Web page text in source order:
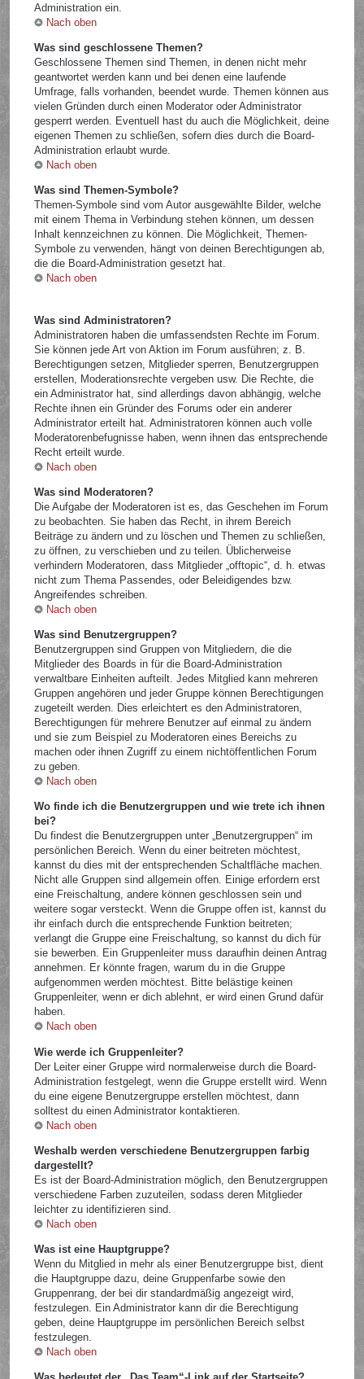
Administration ein.
Nach oben
Was sind geschlossene Themen?
Geschlossene Themen sind Themen, in denen nicht mehr
geantwortet werden kann und bei denen eine laufende
Umfrage, falls vorhanden, beendet wurde. Themen können aus
vielen Gründen durch einen Moderator oder Administrator
gesperrt werden. Eventuell hast du auch die Möglichkeit, deine
eigenen Themen zu schließen, sofern dies durch die Board-
Administration erlaubt wurde.
Nach oben
Was sind Themen-Symbole?
Themen-Symbole sind vom Autor ausgewählte Bilder, welche
mit einem Thema in Verbindung stehen können, um dessen
Inhalt kennzeichnen zu können. Die Möglichkeit, Themen-
Symbole zu verwenden, hängt von deinen Berechtigungen ab,
die die Board-Administration gesetzt hat.
Nach oben
Was sind Administratoren?
Administratoren haben die umfassendsten Rechte im Forum.
Sie können jede Art von Aktion im Forum ausführen; z. B.
Berechtigungen setzen, Mitglieder sperren, Benutzergruppen
erstellen, Moderationsrechte vergeben usw. Die Rechte, die
ein Administrator hat, sind allerdings davon abhängig, welche
Rechte ihnen ein Gründer des Forums oder ein anderer
Administrator erteilt hat. Administratoren können auch volle
Moderatorenbefugnisse haben, wenn ihnen das entsprechende
Recht erteilt wurde.
Nach oben
Was sind Moderatoren?
Die Aufgabe der Moderatoren ist es, das Geschehen im Forum
zu beobachten. Sie haben das Recht, in ihrem Bereich
Beiträge zu ändern und zu löschen und Themen zu schließen,
zu öffnen, zu verschieben und zu teilen. Üblicherweise
verhindern Moderatoren, dass Mitglieder „offtopic“, d. h. etwas
nicht zum Thema Passendes, oder Beleidigendes bzw.
Angreifendes schreiben.
Nach oben
Was sind Benutzergruppen?
Benutzergruppen sind Gruppen von Mitgliedern, die die
Mitglieder des Boards in für die Board-Administration
verwaltbare Einheiten aufteilt. Jedes Mitglied kann mehreren
Gruppen angehören und jeder Gruppe können Berechtigungen
zugeteilt werden. Dies erleichtert es den Administratoren,
Berechtigungen für mehrere Benutzer auf einmal zu ändern
und sie zum Beispiel zu Moderatoren eines Bereichs zu
machen oder ihnen Zugriff zu einem nichtöffentlichen Forum
zu geben.
Nach oben
Wo finde ich die Benutzergruppen und wie trete ich ihnen
bei?
Du findest die Benutzergruppen unter „Benutzergruppen“ im
persönlichen Bereich. Wenn du einer beitreten möchtest,
kannst du dies mit der entsprechenden Schaltfläche machen.
Nicht alle Gruppen sind allgemein offen. Einige erfordern erst
eine Freischaltung, andere können geschlossen sein und
weitere sogar versteckt. Wenn die Gruppe offen ist, kannst du
ihr einfach durch die entsprechende Funktion beitreten;
verlangt die Gruppe eine Freischaltung, so kannst du dich für
sie bewerben. Ein Gruppenleiter muss daraufhin deinen Antrag
annehmen. Er könnte fragen, warum du in die Gruppe
aufgenommen werden möchtest. Bitte belästige keinen
Gruppenleiter, wenn er dich ablehnt, er wird einen Grund dafür
haben.
Nach oben
Wie werde ich Gruppenleiter?
Der Leiter einer Gruppe wird normalerweise durch die Board-
Administration festgelegt, wenn die Gruppe erstellt wird. Wenn
du eine eigene Benutzergruppe erstellen möchtest, dann
solltest du einen Administrator kontaktieren.
Nach oben
Weshalb werden verschiedene Benutzergruppen farbig
dargestellt?
Es ist der Board-Administration möglich, den Benutzergruppen
verschiedene Farben zuzuteilen, sodass deren Mitglieder
leichter zu identifizieren sind.
Nach oben
Was ist eine Hauptgruppe?
Wenn du Mitglied in mehr als einer Benutzergruppe bist, dient
die Hauptgruppe dazu, deine Gruppenfarbe sowie den
Gruppenrang, der bei dir standardmäßig angezeigt wird,
festzulegen. Ein Administrator kann dir die Berechtigung
geben, deine Hauptgruppe im persönlichen Bereich selbst
festzulegen.
Nach oben